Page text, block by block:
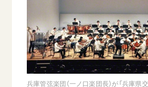
兵庫管弦楽団（一ノ口楽団長）が「兵庫県